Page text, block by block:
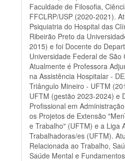
Faculdade de Filosofia,
FFCLRP/USP (2020-2021).
Psiquiatria do Hospital das
Ribeirão Preto da
2015) e foi Docente do
Universidade Federal de
Atualmente é Professora
na Assistência Hospitalar -
Triângulo Mineiro - UFTM
UFTM (gestão 2023-2024) e
Profissional em
os Projetos de Extensão
e Trabalho" (UFTM) e a Liga
Trabalhadoras/es (UFTM).
Relacionada ao Trabalho,
Saúde Mental e